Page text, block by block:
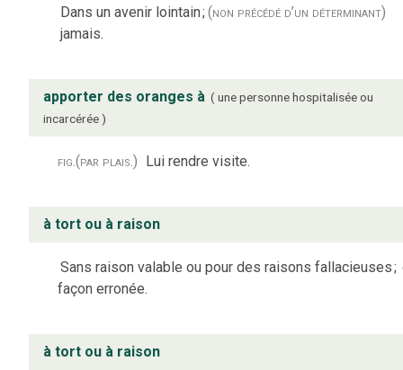
Dans un avenir lointain;(non précédé d’un déterminant)
jamais.
apporter des oranges à
une personne hospitalisée ou
incarcérée
fig. (par plais.) Lui rendre visite.
à tort ou à raison
Sans raison valable ou pour des raisons fallacieuses;
façon erronée.
à tort ou à raison